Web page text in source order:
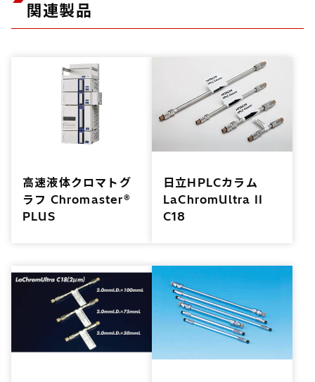
関連製品
高速液体クロマトグ
ラフ Chromaster®
PLUS
日立HPLCカラム
LaChromUltra II
C18